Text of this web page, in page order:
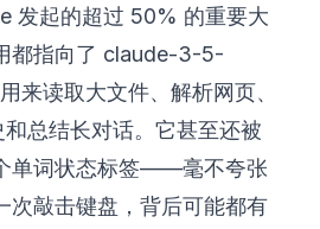
发起的超过 50% 的重要大
都指向了 claude-3-5-
来读取大文件、解析网页、
总结长对话。它甚至还被
单词状态标签——毫不夸张
次敲击键盘，背后可能都有